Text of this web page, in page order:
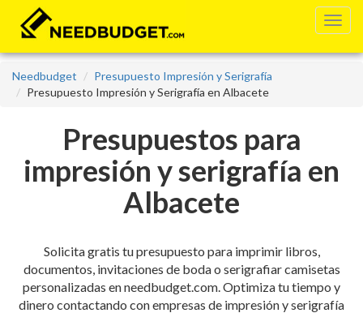
Needbudget
Presupuesto Impresión y Serigrafía
Presupuesto Impresión y Serigrafía en Albacete
Presupuestos para
impresión y serigrafía en
Albacete
Solicita gratis tu presupuesto para imprimir libros,
documentos, invitaciones de boda o serigrafiar camisetas
personalizadas en needbudget.com. Optimiza tu tiempo y
dinero contactando con empresas de impresión y serigrafía